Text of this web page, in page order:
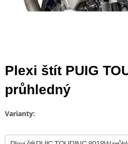
Plexi štít PUIG
průhledný
Varianty: